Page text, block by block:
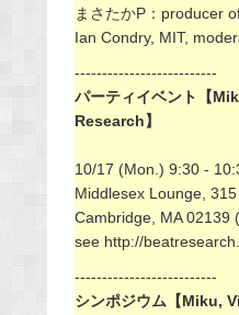
まさたかP：producer
Ian Condry, MIT,
--------------------------
パーティイベント【
Research】
10/17 (Mon.) 9:30 -
Middlesex Lounge,
Cambridge, MA 02139
see http://
--------------------------
シンポジウム【Miku,